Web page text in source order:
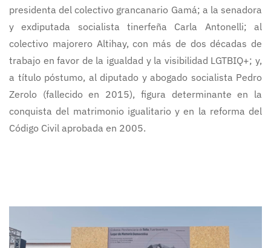
presidenta del colectivo grancanario Gamá; a la senadora
y exdiputada socialista tinerfeña Carla Antonelli; al
colectivo majorero Altihay, con más de dos décadas de
trabajo en favor de la igualdad y la visibilidad LGTBIQ+; y,
a título póstumo, al diputado y abogado socialista Pedro
Zerolo (fallecido en 2015), figura determinante en la
conquista del matrimonio igualitario y en la reforma del
Código Civil aprobada en 2005.